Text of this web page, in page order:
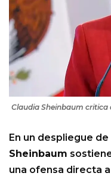
Claudia Sheinbaum critica
En un despliegue
Sheinbaum
una ofensa directa